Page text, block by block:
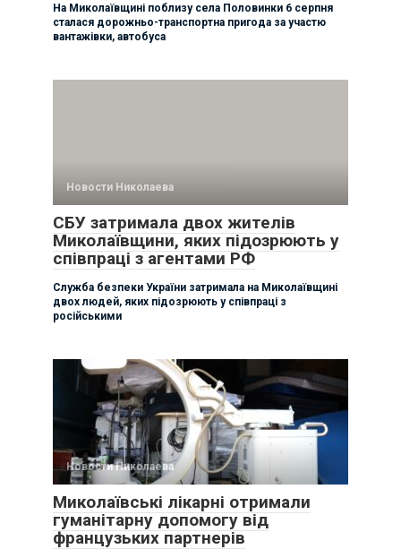
На Миколаївщині поблизу села Половинки 6 серпня
сталася дорожньо-транспортна пригода за участю
вантажівки, автобуса
Новости Николаева
СБУ затримала двох жителів
Миколаївщини, яких підозрюють у
співпраці з агентами РФ
Служба безпеки України затримала на Миколаївщині
двох людей, яких підозрюють у співпраці з
російськими
Новости Николаева
Миколаївські лікарні отримали
гуманітарну допомогу від
французьких партнерів